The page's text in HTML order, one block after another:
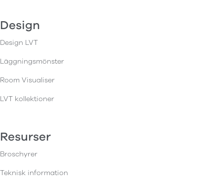
Design
Design LVT
Läggningsmönster
Room Visualiser
LVT kollektioner
Resurser
Broschyrer
Teknisk information